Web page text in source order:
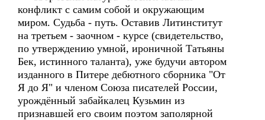
конфликт с самим собой и окружающим
миром. Судьба - путь. Оставив Литинститут
на третьем - заочном - курсе (свидетельство,
по утверждению умной, ироничной Татьяны
Бек, истинного таланта), уже будучи автором
изданного в Питере дебютного сборника "От
Я до Я" и членом Союза писателей России,
урождённый забайкалец Кузьмин из
признавшей его своим поэтом заполярной